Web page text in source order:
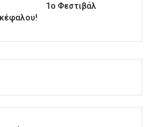
1o Φεστιβάλ